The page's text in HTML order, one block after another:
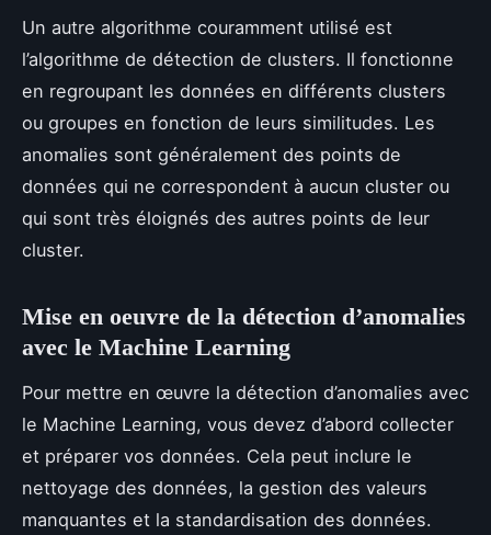
Un autre algorithme couramment utilisé est
l’algorithme de détection de clusters. Il fonctionne
en regroupant les données en différents clusters
ou groupes en fonction de leurs similitudes. Les
anomalies sont généralement des points de
données qui ne correspondent à aucun cluster ou
qui sont très éloignés des autres points de leur
cluster.
Mise en oeuvre de la détection d’anomalies
avec le Machine Learning
Pour mettre en œuvre la détection d’anomalies avec
le Machine Learning, vous devez d’abord collecter
et préparer vos données. Cela peut inclure le
nettoyage des données, la gestion des valeurs
manquantes et la standardisation des données.